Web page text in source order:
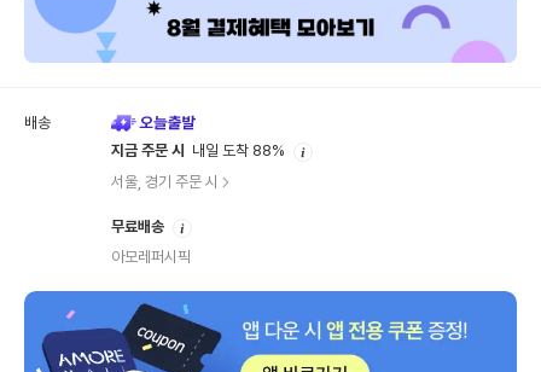
배송
지금 주문 시
내일 도착 88%
서울, 경기 주문 시
무료배송
아모레퍼시픽